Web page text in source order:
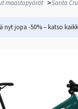
maastopyörät >Santa
nyt jopa -50% – katso